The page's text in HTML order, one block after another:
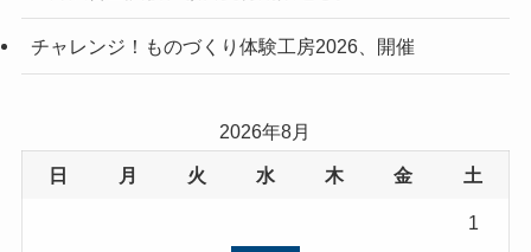
チャレンジ！ものづくり体験工房2026、開催
2026年8月
日 月 火 水 木 金 土
1